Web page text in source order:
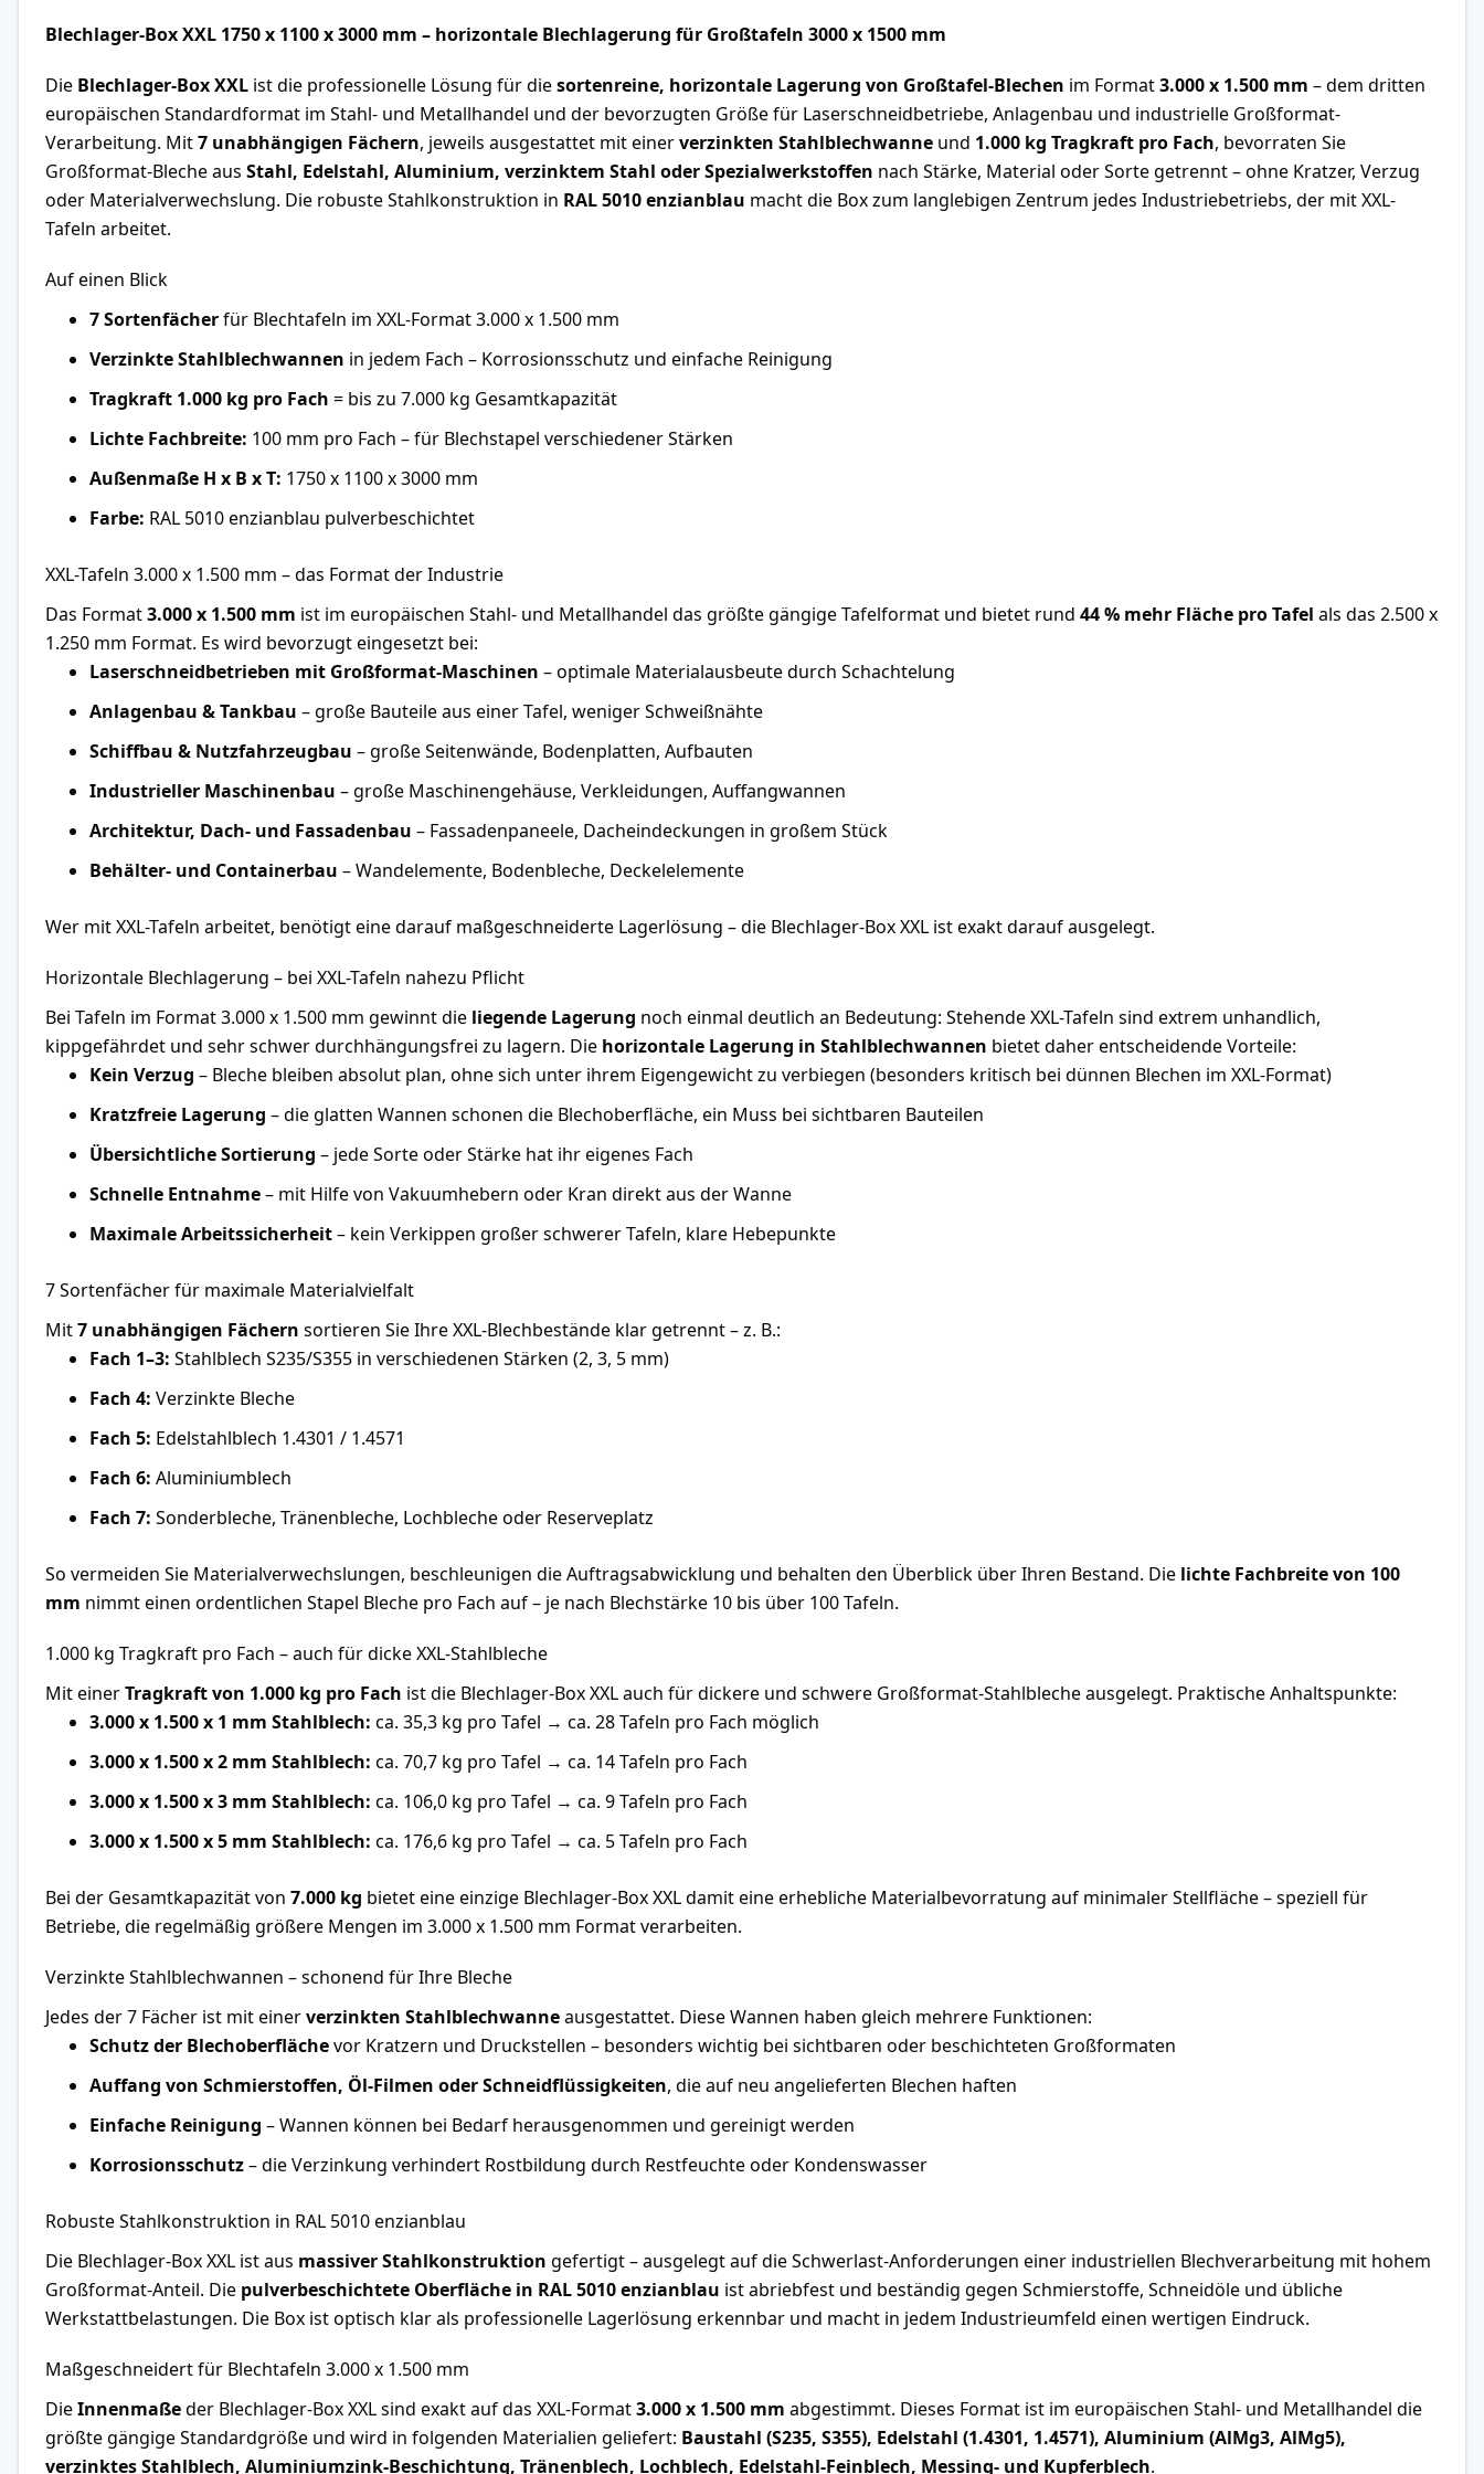
Blechlager-Box XXL 1750 x 1100 x 3000 mm – horizontale Blechlagerung für Großtafeln 3000 x 1500 mm
Die Blechlager-Box XXL ist die professionelle Lösung für diesortenreine, horizontale Lagerung von Großtafel-Blechen im Format3.000 x 1.500 mm – dem dritten
europäischen Standardformat im Stahl- und Metallhandel und der bevorzugten Größe für Laserschneidbetriebe, Anlagenbau und industrielle Großformat-
Verarbeitung. Mit7 unabhängigen Fächern, jeweils ausgestattet mit einerverzinkten Stahlblechwanne und 1.000 kg Tragkraft pro Fach, bevorraten Sie
Großformat-Bleche aus Stahl, Edelstahl, Aluminium, verzinktem Stahl oder Spezialwerkstoffen nach Stärke, Material oder Sorte getrennt – ohne Kratzer, Verzug
oder Materialverwechslung. Die robuste Stahlkonstruktion in RAL 5010 enzianblau macht die Box zum langlebigen Zentrum jedes Industriebetriebs, der mit XXL-
Tafeln arbeitet.
Auf einen Blick
7 Sortenfächerfür Blechtafeln im XXL-Format 3.000 x 1.500 mm
Verzinkte Stahlblechwannen in jedem Fach – Korrosionsschutz und einfache Reinigung
Tragkraft 1.000 kg pro Fach = bis zu 7.000 kg Gesamtkapazität
Lichte Fachbreite: 100 mm pro Fach – für Blechstapel verschiedener Stärken
Außenmaße H x B x T: 1750 x 1100 x 3000 mm
Farbe: RAL 5010 enzianblau pulverbeschichtet
XXL-Tafeln 3.000 x 1.500 mm – das Format der Industrie
Das Format3.000 x 1.500 mm ist im europäischen Stahl- und Metallhandel das größte gängige Tafelformat und bietet rund 44 % mehr Fläche pro Tafel als das 2.500 x
1.250 mm Format. Es wird bevorzugt eingesetzt bei:
Laserschneidbetrieben mit Großformat-Maschinen – optimale Materialausbeute durch Schachtelung
Anlagenbau & Tankbau – große Bauteile aus einer Tafel, weniger Schweißnähte
Schiffbau & Nutzfahrzeugbau – große Seitenwände, Bodenplatten, Aufbauten
Industrieller Maschinenbau – große Maschinengehäuse, Verkleidungen, Auffangwannen
Architektur, Dach- und Fassadenbau – Fassadenpaneele, Dacheindeckungen in großem Stück
Behälter- und Containerbau – Wandelemente, Bodenbleche, Deckelelemente
Wer mit XXL-Tafeln arbeitet, benötigt eine darauf maßgeschneiderte Lagerlösung – die Blechlager-Box XXL ist exakt darauf ausgelegt.
Horizontale Blechlagerung – bei XXL-Tafeln nahezu Pflicht
Bei Tafeln im Format 3.000 x 1.500 mm gewinnt die liegende Lagerung noch einmal deutlich an Bedeutung: Stehende XXL-Tafeln sind extrem unhandlich,
kippgefährdet und sehr schwer durchhängungsfrei zu lagern. Die horizontale Lagerung in Stahlblechwannen bietet daher entscheidende Vorteile:
Kein Verzug – Bleche bleiben absolut plan, ohne sich unter ihrem Eigengewicht zu verbiegen (besonders kritisch bei dünnen Blechen im XXL-Format)
Kratzfreie Lagerung – die glatten Wannen schonen die Blechoberfläche, ein Muss bei sichtbaren Bauteilen
Übersichtliche Sortierung – jede Sorte oder Stärke hat ihr eigenes Fach
Schnelle Entnahme– mit Hilfe von Vakuumhebern oder Kran direkt aus der Wanne
Maximale Arbeitssicherheit– kein Verkippen großer schwerer Tafeln, klare Hebepunkte
7 Sortenfächer für maximale Materialvielfalt
Mit7 unabhängigen Fächern sortieren Sie Ihre XXL-Blechbestände klar getrennt – z. B.:
Fach 1–3: Stahlblech S235/S355 in verschiedenen Stärken (2, 3, 5 mm)
Fach 4: Verzinkte Bleche
Fach 5: Edelstahlblech 1.4301 / 1.4571
Fach 6: Aluminiumblech
Fach 7: Sonderbleche, Tränenbleche, Lochbleche oder Reserveplatz
So vermeiden Sie Materialverwechslungen, beschleunigen die Auftragsabwicklung und behalten den Überblick über Ihren Bestand. Die lichte Fachbreite von 100
mm nimmt einen ordentlichen Stapel Bleche pro Fach auf – je nach Blechstärke 10 bis über 100 Tafeln.
1.000 kg Tragkraft pro Fach – auch für dicke XXL-Stahlbleche
Mit einerTragkraft von 1.000 kg pro Fach ist die Blechlager-Box XXL auch für dickere und schwere Großformat-Stahlbleche ausgelegt. Praktische Anhaltspunkte:
3.000 x 1.500 x 1 mm Stahlblech: ca. 35,3 kg pro Tafel → ca. 28 Tafeln pro Fach möglich
3.000 x 1.500 x 2 mm Stahlblech: ca. 70,7 kg pro Tafel → ca. 14 Tafeln pro Fach
3.000 x 1.500 x 3 mm Stahlblech: ca. 106,0 kg pro Tafel → ca. 9 Tafeln pro Fach
3.000 x 1.500 x 5 mm Stahlblech: ca. 176,6 kg pro Tafel → ca. 5 Tafeln pro Fach
Bei der Gesamtkapazität von 7.000 kg bietet eine einzige Blechlager-Box XXL damit eine erhebliche Materialbevorratung auf minimaler Stellfläche – speziell für
Betriebe, die regelmäßig größere Mengen im 3.000 x 1.500 mm Format verarbeiten.
Verzinkte Stahlblechwannen – schonend für Ihre Bleche
Jedes der 7 Fächer ist mit einerverzinkten Stahlblechwanneausgestattet. Diese Wannen haben gleich mehrere Funktionen:
Schutz der Blechoberflächevor Kratzern und Druckstellen – besonders wichtig bei sichtbaren oder beschichteten Großformaten
Auffang von Schmierstoffen, Öl-Filmen oder Schneidflüssigkeiten, die auf neu angelieferten Blechen haften
Einfache Reinigung – Wannen können bei Bedarf herausgenommen und gereinigt werden
Korrosionsschutz– die Verzinkung verhindert Rostbildung durch Restfeuchte oder Kondenswasser
Robuste Stahlkonstruktion in RAL 5010 enzianblau
Die Blechlager-Box XXL ist aus massiver Stahlkonstruktion gefertigt – ausgelegt auf die Schwerlast-Anforderungen einer industriellen Blechverarbeitung mit hohem
Großformat-Anteil. Die pulverbeschichtete Oberfläche in RAL 5010 enzianblau ist abriebfest und beständig gegen Schmierstoffe, Schneidöle und übliche
Werkstattbelastungen. Die Box ist optisch klar als professionelle Lagerlösung erkennbar und macht in jedem Industrieumfeld einen wertigen Eindruck.
Maßgeschneidert für Blechtafeln 3.000 x 1.500 mm
DieInnenmaßeder Blechlager-Box XXL sind exakt auf das XXL-Format3.000 x 1.500 mm abgestimmt. Dieses Format ist im europäischen Stahl- und Metallhandel die
größte gängige Standardgröße und wird in folgenden Materialien geliefert: Baustahl (S235, S355), Edelstahl (1.4301, 1.4571), Aluminium (AlMg3, AlMg5),
verzinktes Stahlblech, Aluminiumzink-Beschichtung, Tränenblech, Lochblech, Edelstahl-Feinblech, Messing- und Kupferblech.